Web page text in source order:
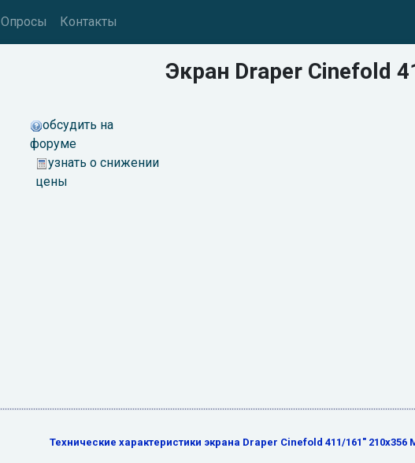
Опросы Контакты
Экран Draper Cinefold
обсудить на
форуме
узнать о снижении
цены
Технические характеристики экрана Draper Cinefold 411/161" 210x356